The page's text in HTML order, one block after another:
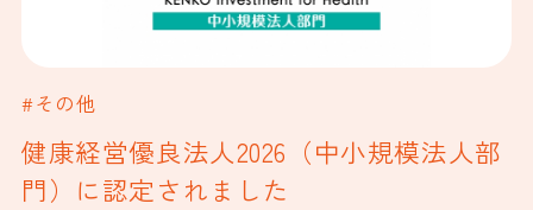
#その他
健康経営優良法人2026（中小規模法人部
門）に認定されました